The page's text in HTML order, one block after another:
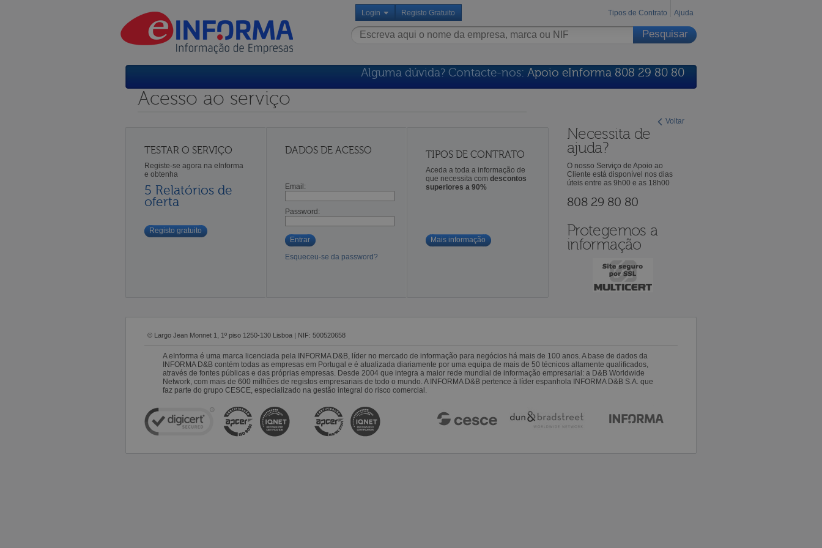
Login Registo Gratuito Tipos de Contrato Ajuda
Alguma dúvida? Contacte-nos: Apoio eInforma 808 29 80 80
Voltar
Acesso ao serviço
TESTAR O SERVIÇO
Registe-se agora na eInforma
e obtenha
5 Relatórios de
oferta
Registo gratuito
DADOS DE ACESSO
Email:
Password:
Entrar
Esqueceu-se da password?
TIPOS DE CONTRATO
Aceda a toda a informação de
que necessita comdescontos
superiores a 90%
Mais informação
Necessita de
ajuda?
O nosso Serviço de Apoio ao
Cliente está disponível nos dias
úteis entre as 9h00 e as 18h00
808 29 80 80
Protegemos a
informação
© Largo Jean Monnet 1, 1º piso 1250-130 Lisboa | NIF: 500520658
A eInforma é uma marca licenciada pela INFORMA D&B, líder no mercado de informação para negócios há mais de 100 anos. A base de dados da
INFORMA D&B contém todas as empresas em Portugal e é atualizada diariamente por uma equipa de mais de 50 técnicos altamente qualificados,
através de fontes públicas e das próprias empresas. Desde 2004 que integra a maior rede mundial de informação empresarial: a D&B Worldwide
Network, com mais de 600 milhões de registos empresariais de todo o mundo. A INFORMA D&B pertence à líder espanhola INFORMA D&B S.A. que
faz parte do grupo CESCE, especializado na gestão integral do risco comercial.